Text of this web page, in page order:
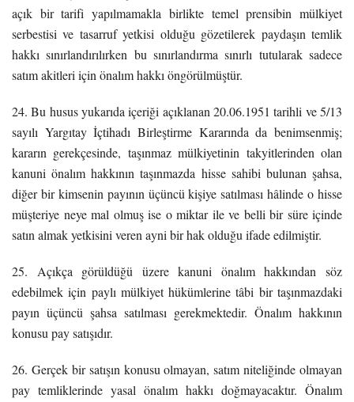
açık bir tarifi yapılmamakla birlikte temel prensibin mülkiyet
serbestisi ve tasarruf yetkisi olduğu gözetilerek paydaşın temlik
hakkı sınırlandırılırken bu sınırlandırma sınırlı tutularak sadece
satım akitleri için önalım hakkı öngörülmüştür.
24. Bu husus yukarıda içeriği açıklanan 20.06.1951 tarihli ve 5/13
sayılı Yargıtay İçtihadı Birleştirme Kararında da benimsenmiş;
kararın gerekçesinde, taşınmaz mülkiyetinin takyitlerinden olan
kanuni önalım hakkının taşınmazda hisse sahibi bulunan şahsa,
diğer bir kimsenin payının üçüncü kişiye satılması hâlinde o hisse
müşteriye neye mal olmuş ise o miktar ile ve belli bir süre içinde
satın almak yetkisini veren ayni bir hak olduğu ifade edilmiştir.
25. Açıkça görüldüğü üzere kanuni önalım hakkından söz
edebilmek için paylı mülkiyet hükümlerine tâbi bir taşınmazdaki
payın üçüncü şahsa satılması gerekmektedir. Önalım hakkının
konusu pay satışıdır.
26. Gerçek bir satışın konusu olmayan, satım niteliğinde olmayan
pay temliklerinde yasal önalım hakkı doğmayacaktır. Önalım